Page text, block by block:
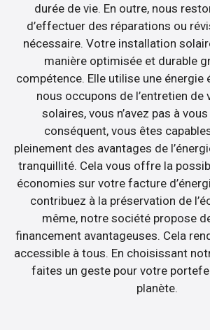
durée de vie. En outre, nous
d’effectuer des réparations ou
nécessaire. Votre installation
manière optimisée et durable
compétence. Elle utilise une énergie
nous occupons de l’entretien de
solaires, vous n’avez pas à
conséquent, vous êtes
pleinement des avantages de
tranquillité. Cela vous offre la
économies sur votre facture
contribuez à la préservation de
même, notre société propose
financement avantageuses. Cela
accessible à tous. En choisissant
faites un geste pour votre
planète.